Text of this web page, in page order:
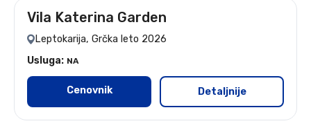
Vila Katerina Garden
Leptokarija, Grčka leto 2026
Usluga: NA
Cenovnik Detaljnije